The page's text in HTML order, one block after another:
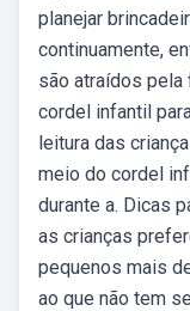
planejar
continuamente,
são atraídos pela
cordel infantil
leitura das
meio do cordel
durante a. Dicas
as crianças
pequenos mais
ao que não tem